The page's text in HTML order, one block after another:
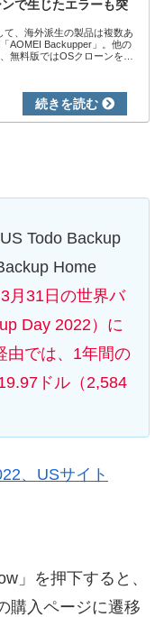
で生じたエラーも突
て、海外派生の製品は複数あ
AOMEI Backupper」。他の
無料版ではOSクローンを行
Todo Backup
Home
3月31日の世界バ
Day 2022）に
由では、1年間の
ドル（2,584
、USサイト
」を押下すると、
購入ページに遷移